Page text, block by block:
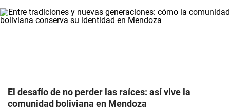
El desafío de no perder las raíces: así vive la
comunidad boliviana en Mendoza